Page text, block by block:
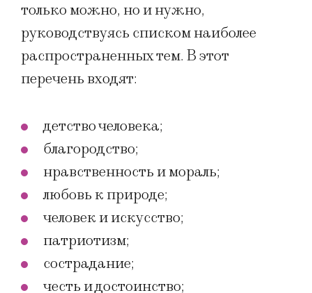
только можно, но и нужно,
руководствуясь списком наиболее
распространенных тем. В этот
перечень входят:
детство человека;
благородство;
нравственность и мораль;
любовь к природе;
человек и искусство;
патриотизм;
сострадание;
честь и достоинство;